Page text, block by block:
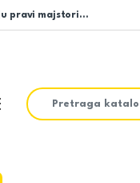
pravi majstori…
Search for: